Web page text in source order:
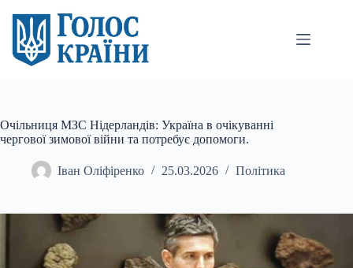
вмісту
Очільниця МЗС Нідерландів: Україна в очікуванні
чергової зимової війни та потребує допомоги.
Іван Оліфіренко 25.03.2026 Політика